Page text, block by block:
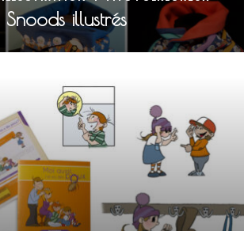
Snoods illustrés